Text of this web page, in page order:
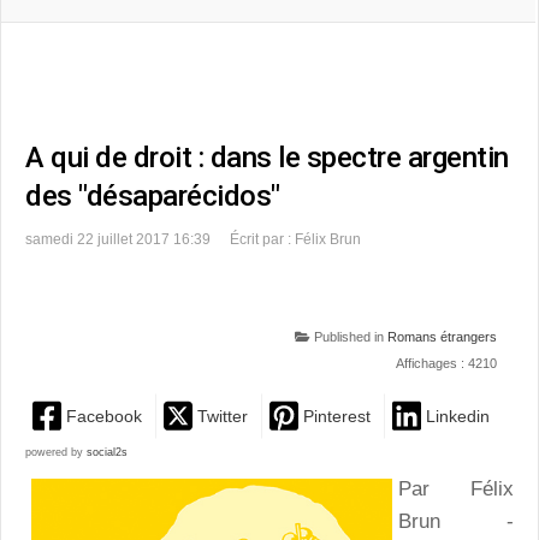
A qui de droit : dans le spectre argentin
des "désaparécidos"
samedi 22 juillet 2017 16:39 Écrit par : Félix Brun
Published in Romans étrangers
Affichages : 4210
Facebook Twitter Pinterest Linkedin
powered by social2s
Par Félix
Brun -